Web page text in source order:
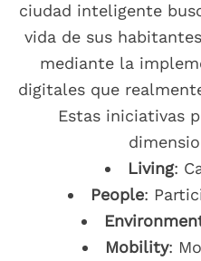
ciudad inteligente
vida de sus
mediante la
digitales que
Estas iniciativas
Living:
People:
Mobility: